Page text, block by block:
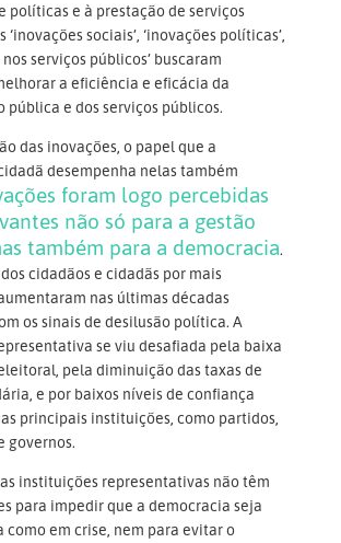
políticas e à prestação de serviços
‘inovações sociais’, ‘inovações políticas’,
serviços públicos’ buscaram
a eficiência e eficácia da
pública e dos serviços públicos.
das inovações, o papel que a
desempenha nelas também
foram logo percebidas
não só para a gestão
também para a democracia.
cidadãos e cidadãs por mais
nas últimas décadas
os sinais de desilusão política. A
se viu desafiada pela baixa
pela diminuição das taxas de
e por baixos níveis de confiança
principais instituições, como partidos,
governos.
instituições representativas não têm
para impedir que a democracia seja
como em crise, nem para evitar o